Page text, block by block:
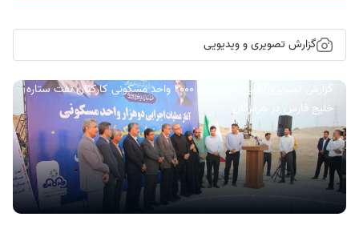
گزارش تصویری و ویدیویی
گزارش تصویری/ آیین کلنگ زنی ۲۰۰۰ واحد مسکونی کارکنان نفت ستاره
خلیج فارس در هرمزگان